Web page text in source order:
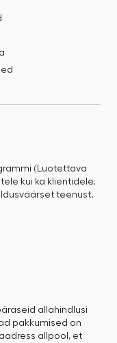
(Luotettava
kui ka klientidele,
teenust.
allahindlusi
pakkumised on
allpool, et